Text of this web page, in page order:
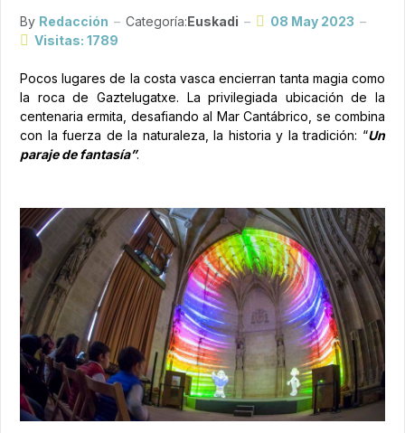
By Redacción Categoría: Euskadi
08 May 2023
Visitas: 1789
Pocos lugares de la costa vasca encierran tanta magia como
la roca de Gaztelugatxe. La privilegiada ubicación de la
centenaria ermita, desafiando al Mar Cantábrico, se combina
con la fuerza de la naturaleza, la historia y la tradición: “Un
paraje de fantasía”.